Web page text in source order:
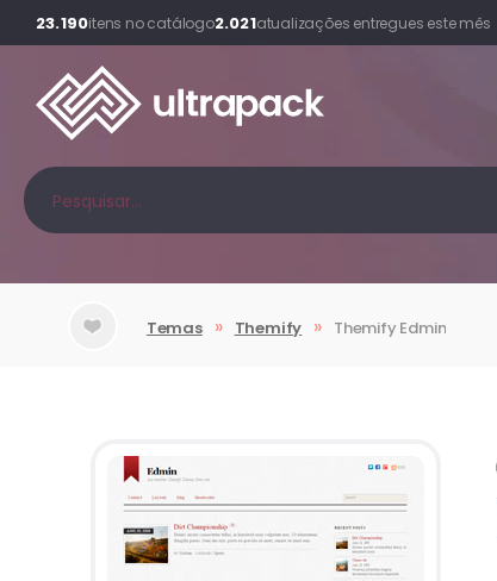
23.190itens no catálogo2.021atualizações entregues este mês
Temas » Themify » Themify Edmin